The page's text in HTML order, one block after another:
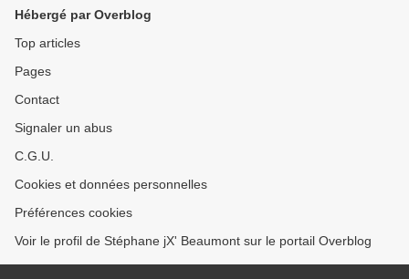
Hébergé par Overblog
Top articles
Pages
Contact
Signaler un abus
C.G.U.
Cookies et données personnelles
Préférences cookies
Voir le profil de Stéphane jX' Beaumont sur le portail Overblog